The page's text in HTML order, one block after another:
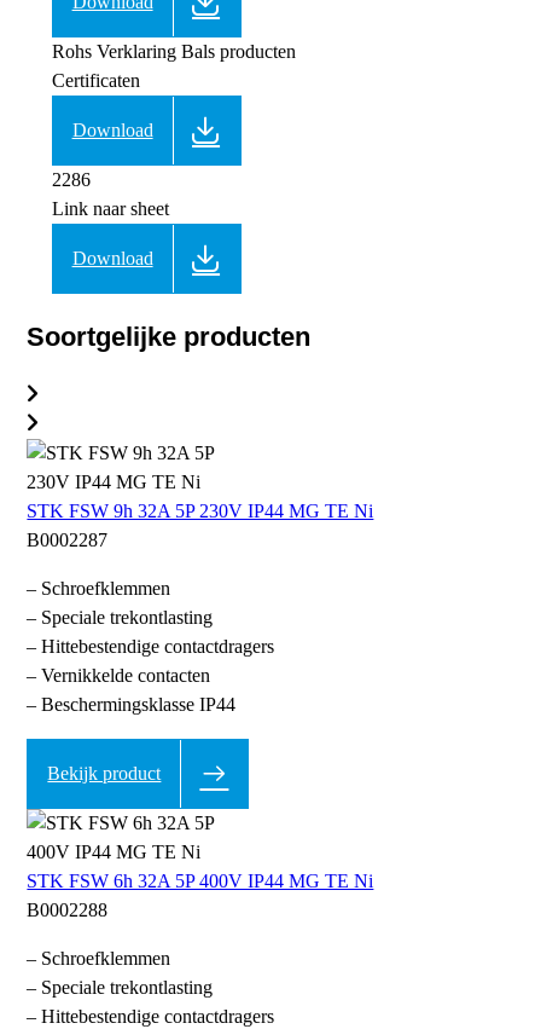
Rohs Verklaring Bals producten
Certificaten
Download
2286
Link naar sheet
Download
Soortgelijke producten
STK FSW 9h 32A 5P 230V IP44 MG TE Ni
B0002287
– Schroefklemmen
– Speciale trekontlasting
– Hittebestendige contactdragers
– Vernikkelde contacten
– Beschermingsklasse IP44
Bekijk product
STK FSW 6h 32A 5P 400V IP44 MG TE Ni
B0002288
– Schroefklemmen
– Speciale trekontlasting
– Hittebestendige contactdragers